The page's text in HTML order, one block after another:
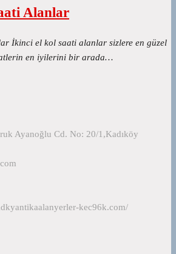
Alanlar
İkinci el kol saati alanlar sizlere en güzel
en iyilerini bir arada…
Ayanoğlu Cd. No: 20/1,Kadıköy
kec96k.com/